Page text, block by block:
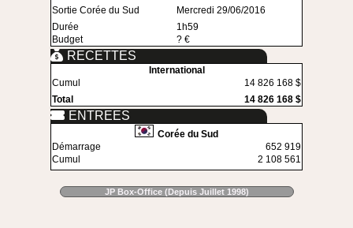
Sortie Corée du Sud
Mercredi 29/06/2016
Durée
1h59
Budget
? €
RECETTES
International
Cumul
14 826 168 $
Total
14 826 168 $
ENTREES
Corée du Sud
Démarrage
652 919
Cumul
2 108 561
JP Box-Office (Depuis Juillet 1998)